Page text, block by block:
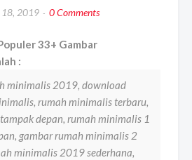
18, 2019 0 Comments
33+ Gambar
:
minimalis 2019, download
rumah minimalis terbaru,
depan, rumah minimalis 1
gambar rumah minimalis 2
minimalis 2019 sederhana,